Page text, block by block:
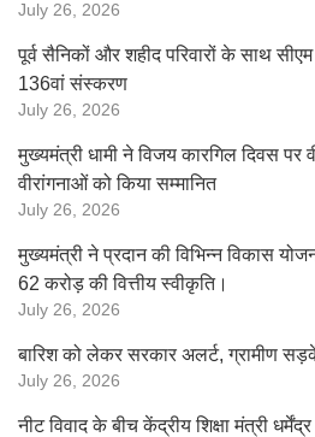
July 26, 2026
पूर्व सैनिकों और शहीद परिवारों के साथ
136वां संस्करण
July 26, 2026
मुख्यमंत्री धामी ने विजय कारगिल दिवस पर
वीरांगनाओं को किया सम्मानित
July 26, 2026
मुख्यमंत्री ने प्रदान की विभिन्न विकास
62 करोड़ की वित्तीय स्वीकृति।
July 26, 2026
बारिश को लेकर सरकार अलर्ट, ग्रामीण
July 26, 2026
नीट विवाद के बीच केंद्रीय शिक्षा मंत्री